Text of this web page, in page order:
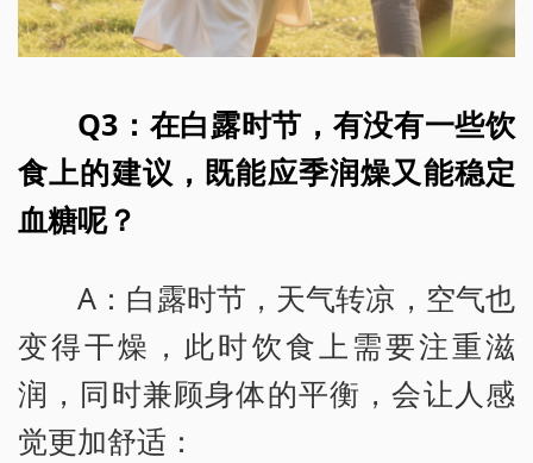
Q3：在白露时节，有没有一些饮
食上的建议，既能应季润燥又能稳定
血糖呢？
A：白露时节，天气转凉，空气也
变得干燥，此时饮食上需要注重滋
润，同时兼顾身体的平衡，会让人感
觉更加舒适：